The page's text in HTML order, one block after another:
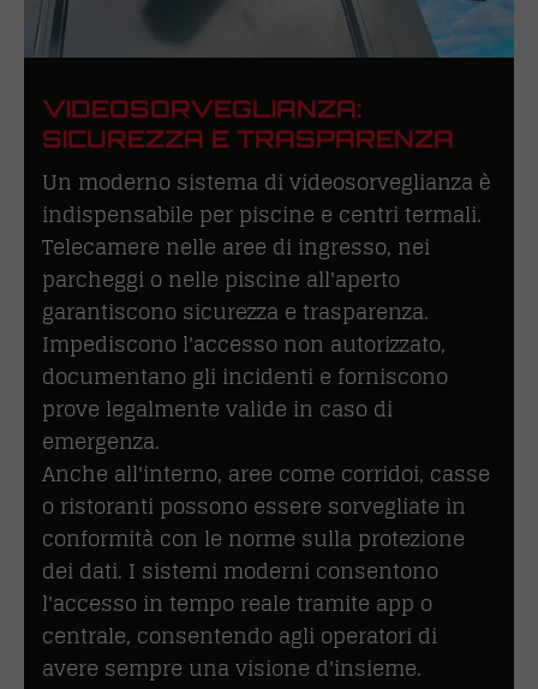
VIDEOSORVEGLIANZA:
SICUREZZA E TRASPARENZA
Un moderno sistema di videosorveglianza è
indispensabile per piscine e centri termali.
Telecamere nelle aree di ingresso, nei
parcheggi o nelle piscine all'aperto
garantiscono sicurezza e trasparenza.
Impediscono l'accesso non autorizzato,
documentano gli incidenti e forniscono
prove legalmente valide in caso di
emergenza.
Anche all'interno, aree come corridoi, casse
o ristoranti possono essere sorvegliate in
conformità con le norme sulla protezione
dei dati. I sistemi moderni consentono
l'accesso in tempo reale tramite app o
centrale, consentendo agli operatori di
avere sempre una visione d'insieme.